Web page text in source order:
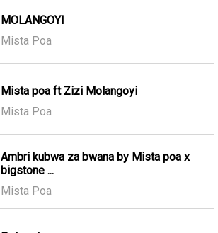
MOLANGOYI
Mista Poa
Mista poa ft Zizi Molangoyi
Mista Poa
Ambri kubwa za bwana by Mista poa x
bigstone ...
Mista Poa